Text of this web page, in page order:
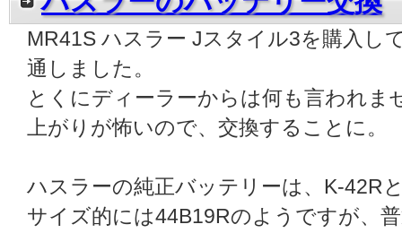
MR41S ハスラー Jスタイル3を購入し
通しました。
とくにディーラーからは何も言われ
上がりが怖いので、交換することに。
ハスラーの純正バッテリーは、K-42R
サイズ的には44B19Rのようですが、